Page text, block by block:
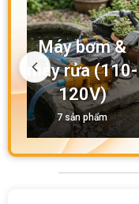
Máy bơm &
máy rửa (110-
120V)
7 sản phẩm